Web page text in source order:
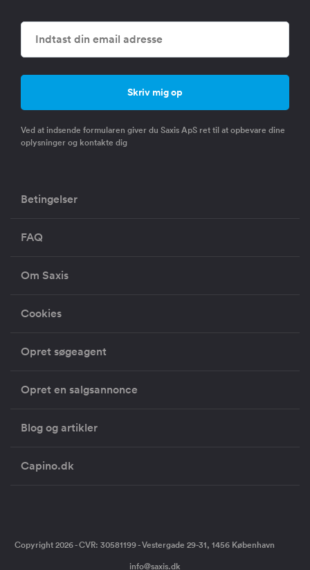
Ved at indsende formularen giver du Saxis ApS ret til at opbevare dine
oplysninger og kontakte dig
Betingelser
FAQ
Om Saxis
Cookies
Opret søgeagent
Opret en salgsannonce
Blog og artikler
Capino.dk
Copyright 2026 - CVR: 30581199 - Vestergade 29-31, 1456 København
info@saxis.dk